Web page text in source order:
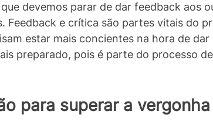
devemos parar de dar feedback aos
Feedback e crítica são partes vitais do
estar mais concientes na hora de dar
preparado, pois é parte do processo
para superar a